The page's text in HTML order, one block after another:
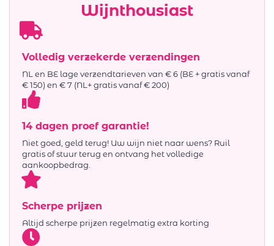
Wijnthousiast
Volledig verzekerde verzendingen
NL en BE lage verzendtarieven van € 6 (BE + gratis vanaf
€ 150) en € 7 (NL+ gratis vanaf € 200)
14 dagen proef garantie!
Niet goed, geld terug! Uw wijn niet naar wens? Ruil
gratis of stuur terug en ontvang het volledige
aankoopbedrag.
Scherpe prijzen
Altijd scherpe prijzen regelmatig extra korting